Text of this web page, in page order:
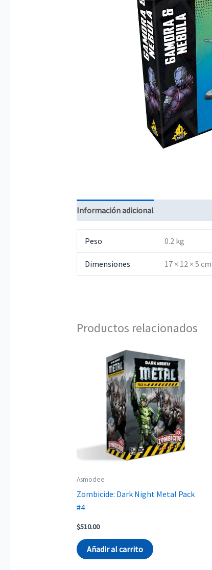
Información adicional
Peso 0.2 kg
Dimensiones 17 × 12 × 5 cm
Productos relacionados
Asmodee
Zombicide: Dark Night Metal Pack
#4
$510.00
Añadir al carrito